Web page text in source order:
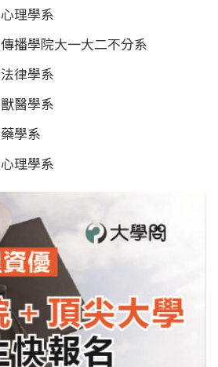
理學系
播學院大一大二不分系
律學系
醫學系
學系
理學系